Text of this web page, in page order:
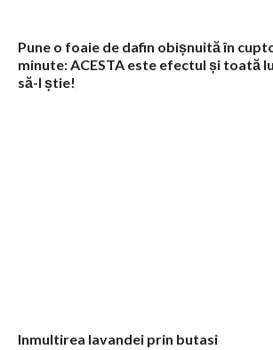
Pune o foaie de dafin obișnuită în
minute: ACESTA este efectul și toată
să-l știe!
Inmultirea lavandei prin butasi